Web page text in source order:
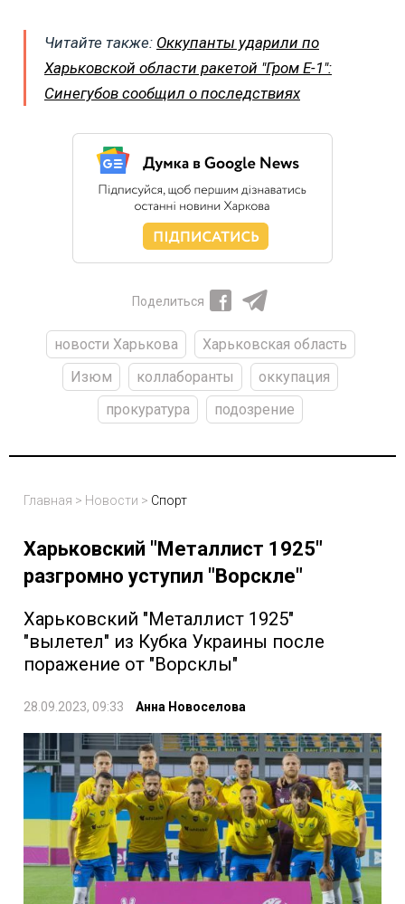
Читайте также: Оккупанты ударили по
Харьковской области ракетой "Гром Е-1":
Синегубов сообщил о последствиях
Поделиться
новости Харькова
Харьковская область
Изюм
коллаборанты
оккупация
прокуратура
подозрение
Главная > Новости > Спорт
Харьковский "Металлист 1925"
разгромно уступил "Ворскле"
Харьковский "Металлист 1925"
"вылетел" из Кубка Украины после
поражение от "Ворсклы"
28.09.2023, 09:33 Анна Новоселова